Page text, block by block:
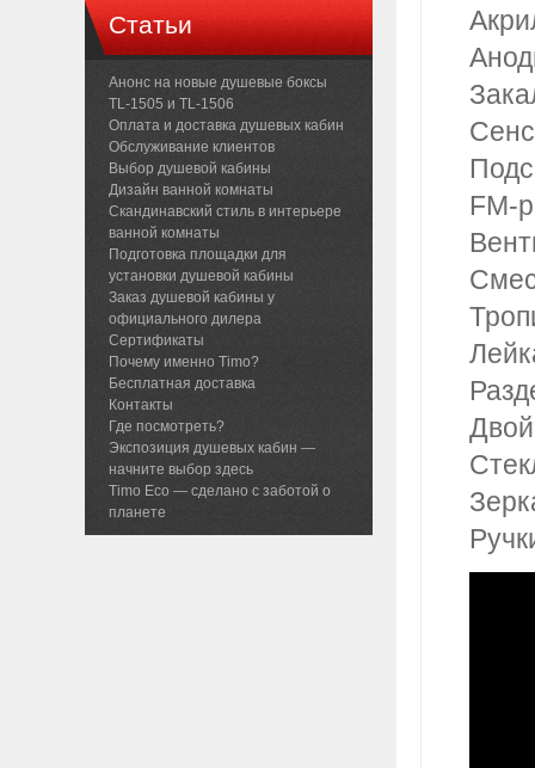
FM-
Статьи
Анонс на новые душевые боксы
TL-1505 и TL-1506
Оплата и доставка душевых кабин
Обслуживание клиентов
Выбор душевой кабины
Дизайн ванной комнаты
Скандинавский стиль в интерьере
ванной комнаты
Подготовка площадки для
установки душевой кабины
Заказ душевой кабины у
официального дилера
Сертификаты
Почему именно Timo?
Бесплатная доставка
Контакты
Где посмотреть?
Экспозиция душевых кабин —
начните выбор здесь
Timo Eco — сделано с заботой о
планете